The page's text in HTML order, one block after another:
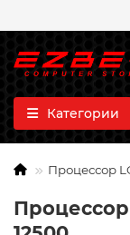
Категории
Процессор
Процессор